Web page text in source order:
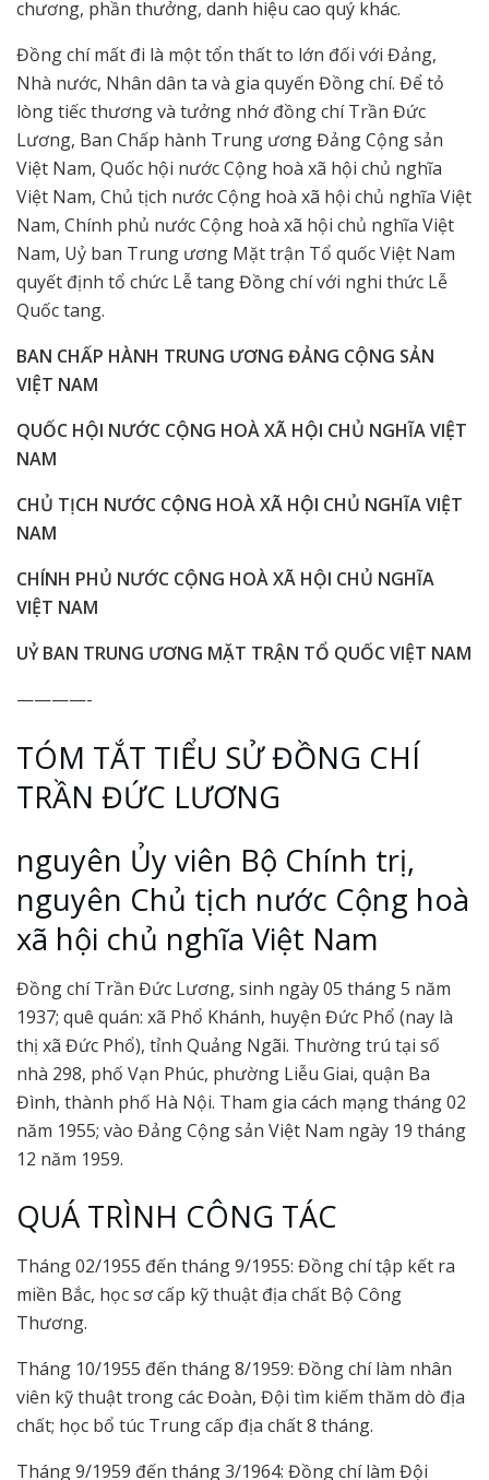
chương, phần thưởng, danh hiệu cao quý khác.
Đồng chí mất đi là một tổn thất to lớn đối với Đảng,
Nhà nước, Nhân dân ta và gia quyến Đồng chí. Để tỏ
lòng tiếc thương và tưởng nhớ đồng chí Trần Đức
Lương, Ban Chấp hành Trung ương Đảng Cộng sản
Việt Nam, Quốc hội nước Cộng hoà xã hội chủ nghĩa
Việt Nam, Chủ tịch nước Cộng hoà xã hội chủ nghĩa Việt
Nam, Chính phủ nước Cộng hoà xã hội chủ nghĩa Việt
Nam, Uỷ ban Trung ương Mặt trận Tổ quốc Việt Nam
quyết định tổ chức Lễ tang Đồng chí với nghi thức Lễ
Quốc tang.
BAN CHẤP HÀNH TRUNG ƯƠNG ĐẢNG CỘNG SẢN
VIỆT NAM
QUỐC HỘI NƯỚC CỘNG HOÀ XÃ HỘI CHỦ NGHĨA VIỆT
NAM
CHỦ TỊCH NƯỚC CỘNG HOÀ XÃ HỘI CHỦ NGHĨA VIỆT
NAM
CHÍNH PHỦ NƯỚC CỘNG HOÀ XÃ HỘI CHỦ NGHĨA
VIỆT NAM
UỶ BAN TRUNG ƯƠNG MẶT TRẬN TỔ QUỐC VIỆT NAM
————-
TÓM TẮT TIỂU SỬ ĐỒNG CHÍ
TRẦN ĐỨC LƯƠNG
nguyên Ủy viên Bộ Chính trị,
nguyên Chủ tịch nước Cộng hoà
xã hội chủ nghĩa Việt Nam
Đồng chí Trần Đức Lương, sinh ngày 05 tháng 5 năm
1937; quê quán: xã Phổ Khánh, huyện Đức Phổ (nay là
thị xã Đức Phổ), tỉnh Quảng Ngãi. Thường trú tại số
nhà 298, phố Vạn Phúc, phường Liễu Giai, quận Ba
Đình, thành phố Hà Nội. Tham gia cách mạng tháng 02
năm 1955; vào Đảng Cộng sản Việt Nam ngày 19 tháng
12 năm 1959.
QUÁ TRÌNH CÔNG TÁC
Tháng 02/1955 đến tháng 9/1955: Đồng chí tập kết ra
miền Bắc, học sơ cấp kỹ thuật địa chất Bộ Công
Thương.
Tháng 10/1955 đến tháng 8/1959: Đồng chí làm nhân
viên kỹ thuật trong các Đoàn, Đội tìm kiếm thăm dò địa
chất; học bổ túc Trung cấp địa chất 8 tháng.
Tháng 9/1959 đến tháng 3/1964: Đồng chí làm Đội